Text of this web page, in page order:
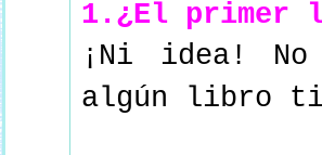
1.¿El primer
¡Ni idea!
algún libro